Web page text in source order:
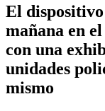
El dispositivo
mañana en
con una
unidades
mismo